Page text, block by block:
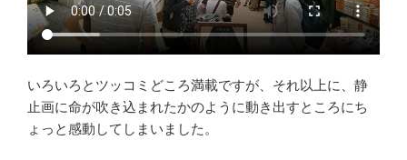
いろいろとツッコミどころ満載ですが、それ以上に、静
止画に命が吹き込まれたかのように動き出すところにち
ょっと感動してしまいました。